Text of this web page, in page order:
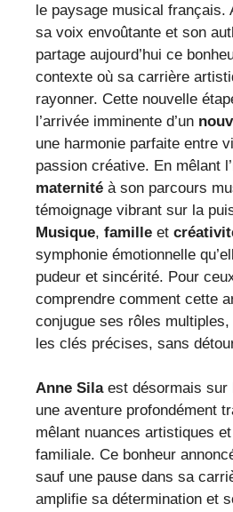
le paysage musical français.
sa voix envoûtante et son
partage aujourd’hui ce
contexte où sa carrière
rayonner. Cette nouvelle
l’arrivée imminente d’un
une harmonie parfaite entre
passion créative. En mêlant
maternité à son parcours
témoignage vibrant sur la
Musique, famille et
symphonie émotionnelle
pudeur et sincérité. Pour
comprendre comment cette
conjugue ses rôles
les clés précises, sans
Anne Silaest désormais sur
une aventure profondément
mêlant nuances artistiques
familiale. Ce bonheur
sauf une pause dans sa
amplifie sa détermination et